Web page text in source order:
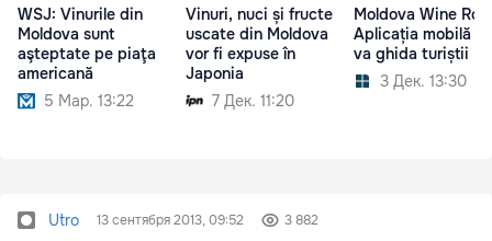
WSJ: Vinurile din
Moldova sunt
aşteptate pe piaţa
americană
5 Мар. 13:22
Vinuri, nuci și fructe
uscate din Moldova
vor fi expuse în
Japonia
7 Дек. 11:20
Moldova Wine
Aplicația mobilă
va ghida turiștii
3 Дек. 13:30
Utro 13 сентября 2013, 09:52 3 882